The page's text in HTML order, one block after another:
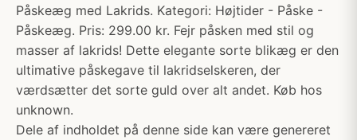
Påskeæg med Lakrids. Kategori: Højtider - Påske -
Påskeæg. Pris: 299.00 kr. Fejr påsken med stil og
masser af lakrids! Dette elegante sorte blikæg er den
ultimative påskegave til lakridselskeren, der
værdsætter det sorte guld over alt andet. Køb hos
unknown.
Dele af indholdet på denne side kan være genereret